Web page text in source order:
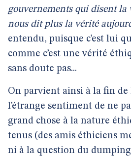
gouvernements qui disent la
nous dit plus la vérité
entendu, puisque c’est lui
comme c’est une vérité
sans doute pas...
On parvient ainsi à la fin de
l’étrange sentiment de ne
grand chose à la nature
tenus (des amis éthiciens
ni à la question du